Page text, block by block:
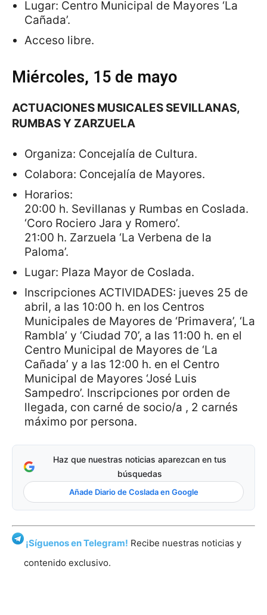
Lugar: Centro Municipal de Mayores ‘La
Cañada’.
Acceso libre.
Miércoles, 15 de mayo
ACTUACIONES MUSICALES SEVILLANAS,
RUMBAS Y ZARZUELA
Organiza: Concejalía de Cultura.
Colabora: Concejalía de Mayores.
Horarios:
20:00 h. Sevillanas y Rumbas en Coslada.
‘Coro Rociero Jara y Romero’.
21:00 h. Zarzuela ‘La Verbena de la
Paloma’.
Lugar: Plaza Mayor de Coslada.
Inscripciones ACTIVIDADES: jueves 25 de
abril, a las 10:00 h. en los Centros
Municipales de Mayores de ‘Primavera’, ‘La
Rambla’ y ‘Ciudad 70’, a las 11:00 h. en el
Centro Municipal de Mayores de ‘La
Cañada’ y a las 12:00 h. en el Centro
Municipal de Mayores ‘José Luis
Sampedro’. Inscripciones por orden de
llegada, con carné de socio/a , 2 carnés
máximo por persona.
Haz que nuestras noticias aparezcan en tus
búsquedas
Añade Diario de Coslada en Google
¡Síguenos en Telegram! Recibe nuestras noticias y
contenido exclusivo.